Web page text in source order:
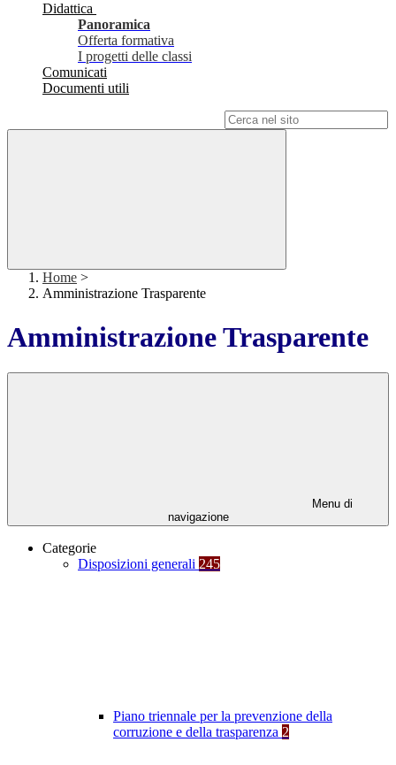
Didattica
Panoramica
Offerta formativa
I progetti delle classi
Comunicati
Documenti utili
Home >
Amministrazione Trasparente
Amministrazione Trasparente
Menu di
navigazione
Categorie
Disposizioni generali 245
Piano triennale per la prevenzione della
corruzione e della trasparenza 2